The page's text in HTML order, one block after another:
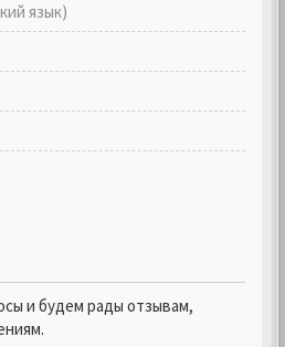
язык)
и будем рады отзывам,